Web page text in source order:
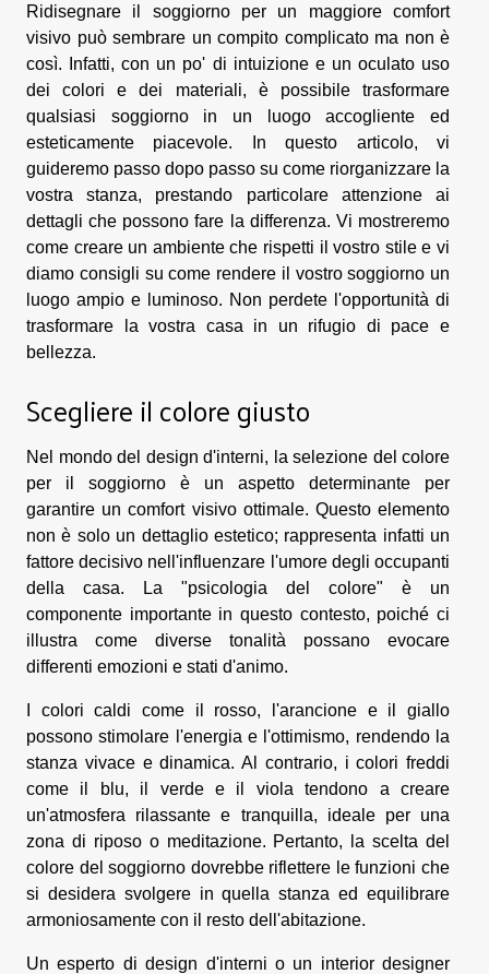
Ridisegnare il soggiorno per un maggiore comfort
visivo può sembrare un compito complicato ma non è
così. Infatti, con un po' di intuizione e un oculato uso
dei colori e dei materiali, è possibile trasformare
qualsiasi soggiorno in un luogo accogliente ed
esteticamente piacevole. In questo articolo, vi
guideremo passo dopo passo su come riorganizzare la
vostra stanza, prestando particolare attenzione ai
dettagli che possono fare la differenza. Vi mostreremo
come creare un ambiente che rispetti il vostro stile e vi
diamo consigli su come rendere il vostro soggiorno un
luogo ampio e luminoso. Non perdete l'opportunità di
trasformare la vostra casa in un rifugio di pace e
bellezza.
Scegliere il colore giusto
Nel mondo del design d'interni, la selezione del colore
per il soggiorno è un aspetto determinante per
garantire un comfort visivo ottimale. Questo elemento
non è solo un dettaglio estetico; rappresenta infatti un
fattore decisivo nell'influenzare l'umore degli occupanti
della casa. La "psicologia del colore" è un
componente importante in questo contesto, poiché ci
illustra come diverse tonalità possano evocare
differenti emozioni e stati d'animo.
I colori caldi come il rosso, l'arancione e il giallo
possono stimolare l'energia e l'ottimismo, rendendo la
stanza vivace e dinamica. Al contrario, i colori freddi
come il blu, il verde e il viola tendono a creare
un'atmosfera rilassante e tranquilla, ideale per una
zona di riposo o meditazione. Pertanto, la scelta del
colore del soggiorno dovrebbe riflettere le funzioni che
si desidera svolgere in quella stanza ed equilibrare
armoniosamente con il resto dell'abitazione.
Un esperto di design d'interni o un interior designer